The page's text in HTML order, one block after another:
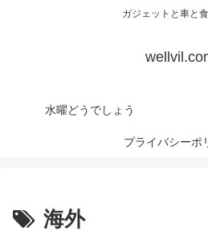
ガジェットと車と
水曜どうでしょう
プライバシーポ
海外